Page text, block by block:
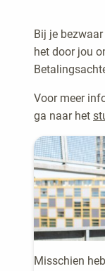
Belangrijk om
beschreven
studiejaar bij
studiejaar
voorgaande
Bij je
het door jou
Voor meer
ga naar het
Misschien